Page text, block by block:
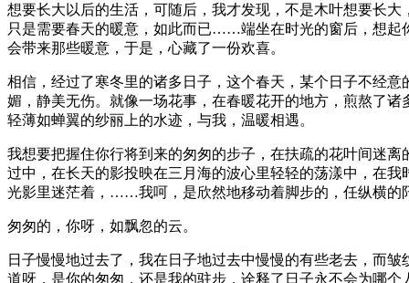
想要长大以后的生活，可随后，我才发现，不是木叶想要长
只是需要春天的暖意，如此而已……端坐在时光的窗后，想起
会带来那些暖意，于是，心藏了一份欢喜。
相信，经过了寒冬里的诸多日子，这个春天，某个日子不经
媚，静美无伤。就像一场花事，在春暖花开的地方，煎熬了
轻薄如蝉翼的纱丽上的水迹，与我，温暖相遇。
我想要把握住你行将到来的匆匆的步子，在扶疏的花叶间迷
过中，在长天的影投映在三月海的波心里轻轻的荡漾中，在
光影里迷茫着，……我呵，是欣然地移动着脚步的，任纵横
匆匆的，你呀，如飘忽的云。
日子慢慢地过去了，我在日子地过去中慢慢的有些老去，而
道呀，是你的匆匆，还是我的驻步，诠释了日子永不会为哪